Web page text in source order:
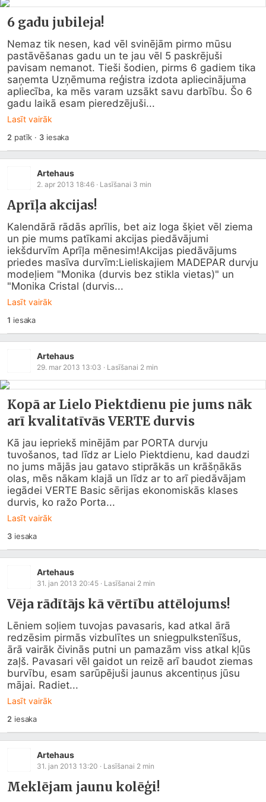
6 gadu jubileja!
Nemaz tik nesen, kad vēl svinējām pirmo mūsu
pastāvēšanas gadu un te jau vēl 5 paskrējuši
pavisam nemanot. Tieši šodien, pirms 6 gadiem tika
saņemta Uzņēmuma reģistra izdota apliecinājuma
apliecība, ka mēs varam uzsākt savu darbību. Šo 6
gadu laikā esam pieredzējuši...
Lasīt vairāk
2 patīk · 3iesaka
Artehaus
2. apr 2013 18:46 · Lasīšanai 3 min
Aprīļa akcijas!
Kalendārā rādās aprīlis, bet aiz loga šķiet vēl ziema
un pie mums patīkami akcijas piedāvājumi
iekšdurvīm Aprīļa mēnesim!Akcijas piedāvājums
priedes masīva durvīm:Lieliskajiem MADEPAR durvju
modeļiem "Monika (durvis bez stikla vietas)" un
"Monika Cristal (durvis...
Lasīt vairāk
1 iesaka
Artehaus
29. mar 2013 13:03 · Lasīšanai 2 min
Kopā ar Lielo Piektdienu pie jums nāk
arī kvalitatīvās VERTE durvis
Kā jau iepriekš minējām par PORTA durvju
tuvošanos, tad līdz ar Lielo Piektdienu, kad daudzi
no jums mājās jau gatavo stiprākās un krāšņākās
olas, mēs nākam klajā un līdz ar to arī piedāvājam
iegādei VERTE Basic sērijas ekonomiskās klases
durvis, ko ražo Porta...
Lasīt vairāk
3iesaka
Artehaus
31. jan 2013 20:45 · Lasīšanai 2 min
Vēja rādītājs kā vērtību attēlojums!
Lēniem soļiem tuvojas pavasaris, kad atkal ārā
redzēsim pirmās vizbulītes un sniegpulkstenīšus,
ārā vairāk čivinās putni un pamazām viss atkal kļūs
zaļš. Pavasari vēl gaidot un reizē arī baudot ziemas
burvību, esam sarūpējuši jaunus akcentiņus jūsu
mājai. Radiet...
Lasīt vairāk
2 iesaka
Artehaus
31. jan 2013 13:20 · Lasīšanai 2 min
Meklējam jaunu kolēģi!